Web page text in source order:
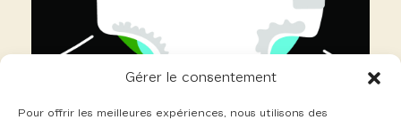
Gérer le consentement
Pour offrir les meilleures expériences, nous utilisons des